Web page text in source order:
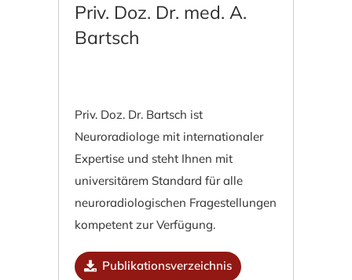
Priv. Doz. Dr. med. A.
Bartsch
Priv. Doz. Dr. Bartsch ist
Neuroradiologe mit internationaler
Expertise und steht Ihnen mit
universitärem Standard für alle
neuroradiologischen Fragestellungen
kompetent zur Verfügung.
Publikationsverzeichnis